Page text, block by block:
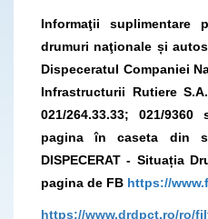
Informaţii suplimentare
drumuri naţionale și
Dispeceratul Companiei
Infrastructurii Rutiere
021/264.33.33; 021/9360
pagina în caseta din
DISPECERAT - Situația
pagina de FB https://
https://www.drdpct.ro/ro/